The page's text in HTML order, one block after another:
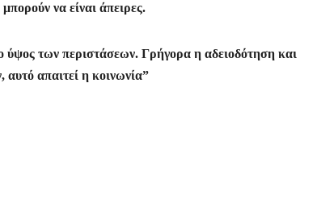
να είναι άπειρες.
των περιστάσεων. Γρήγορα η αδειοδότηση και
απαιτεί η κοινωνία”